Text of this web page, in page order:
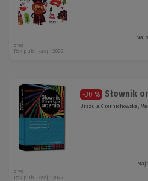
greg
Rok publikacji: 2022
-30 % Słownik
Urszula Czernichowska,
greg
Rok publikacji: 2022